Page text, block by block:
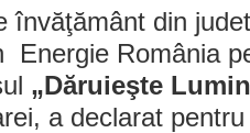
învăţământ din
România
„Dăruieşte
a declarat